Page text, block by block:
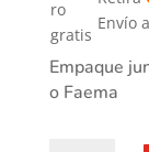
Envío a
Empaque
o Faema